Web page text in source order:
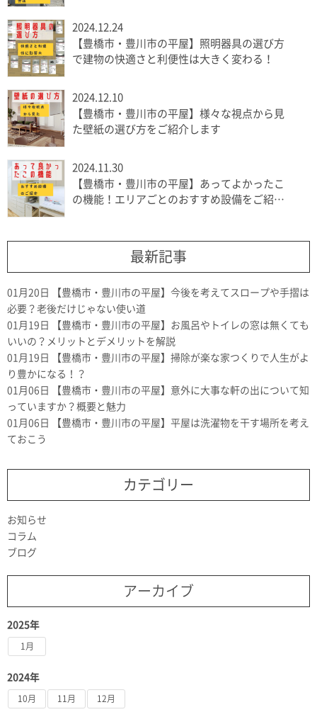
2024.12.24
【豊橋市・豊川市の平屋】照明器具の選び方
で建物の快適さと利便性は大きく変わる！
2024.12.10
【豊橋市・豊川市の平屋】様々な視点から見
た壁紙の選び方をご紹介します
2024.11.30
【豊橋市・豊川市の平屋】あってよかったこ
の機能！エリアごとのおすすめ設備をご紹介
最新記事
01月20日
【豊橋市・豊川市の平屋】今後を考えてスロープや手摺は
必要？老後だけじゃない使い道
01月19日
【豊橋市・豊川市の平屋】お風呂やトイレの窓は無くても
いいの？メリットとデメリットを解説
01月19日
【豊橋市・豊川市の平屋】掃除が楽な家つくりで人生がよ
り豊かになる！？
01月06日
【豊橋市・豊川市の平屋】意外に大事な軒の出について知
っていますか？概要と魅力
01月06日
【豊橋市・豊川市の平屋】平屋は洗濯物を干す場所を考え
ておこう
カテゴリー
お知らせ
コラム
ブログ
アーカイブ
2025年
1月
2024年
10月 11月 12月